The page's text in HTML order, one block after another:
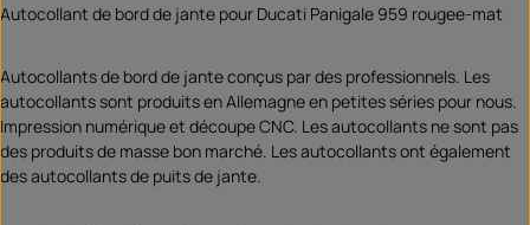
Autocollant de bord de jante pour Ducati Panigale 959 rougee-mat
Autocollants de bord de jante conçus par des professionnels. Les
autocollants sont produits en Allemagne en petites séries pour nous.
Impression numérique et découpe CNC. Les autocollants ne sont pas
des produits de masse bon marché. Les autocollants ont également
des autocollants de puits de jante.